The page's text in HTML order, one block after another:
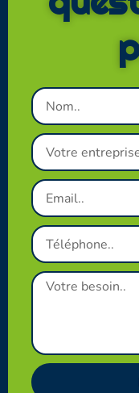
Nom
Votre
entreprise
Email
Téléphone
Votre